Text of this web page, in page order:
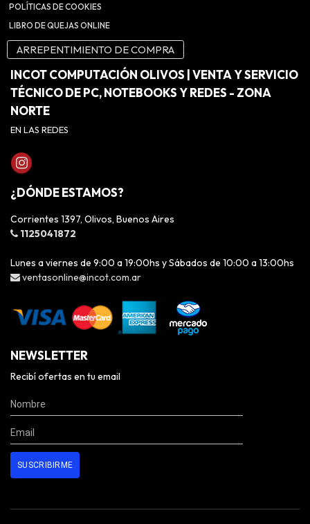
POLÍTICAS DE COOKIES
LIBRO DE QUEJAS ONLINE
ARREPENTIMIENTO DE COMPRA
INCOT COMPUTACIÓN OLIVOS | VENTA Y SERVICIO
TÉCNICO DE PC, NOTEBOOKS Y REDES - ZONA
NORTE
EN LAS REDES
¿DÓNDE ESTAMOS?
Corrientes 1397, Olivos, Buenos Aires
1125041872
Lunes a viernes de 9:00 a 19:00hs y Sábados de 10:00 a 13:00hs
ventasonline@incot.com.ar
NEWSLETTER
Recibí ofertas en tu email